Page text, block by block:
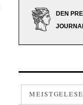
DEN